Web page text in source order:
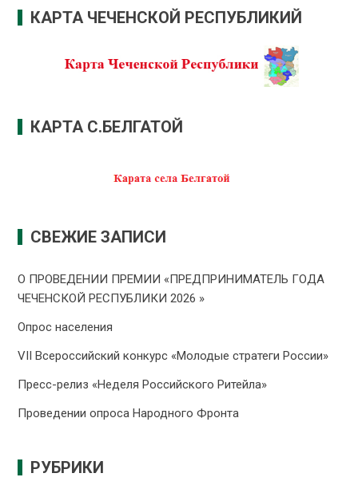
КАРТА ЧЕЧЕНСКОЙ РЕСПУБЛИКИЙ
КАРТА С.БЕЛГАТОЙ
СВЕЖИЕ ЗАПИСИ
О ПРОВЕДЕНИИ ПРЕMИИ «ПРЕДПРИНИМАТЕЛЬ ГОДА
ЧЕЧЕНСКОЙ РЕСПУБЛИКИ 2026 »
Опрос населения
VII Всероссийский конкурс «Молодые стратеги России»
Пресс-релиз «Неделя Российского Ритейла»
Проведении опроса Народного Фронта
РУБРИКИ